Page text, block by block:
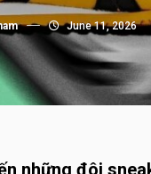
June 11, 2026
những đôi